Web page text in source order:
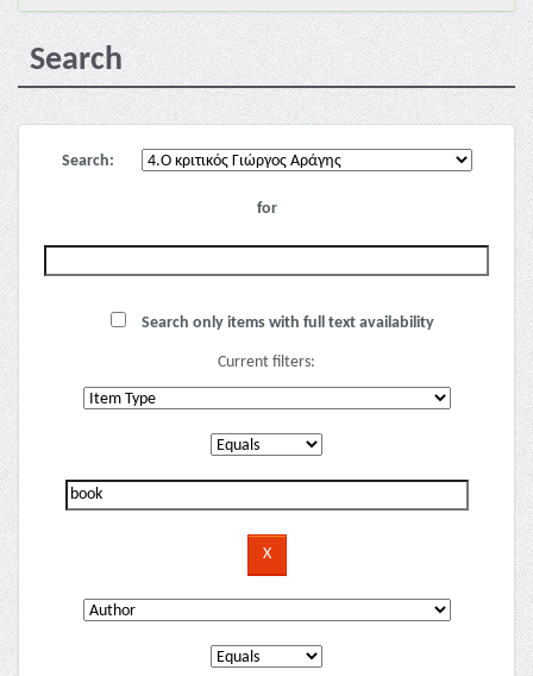
Search
Search:
for
Search only items with full text availability
Current filters: